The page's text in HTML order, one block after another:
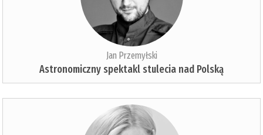
Jan Przemyłski
Astronomiczny spektakl stulecia nad Polską